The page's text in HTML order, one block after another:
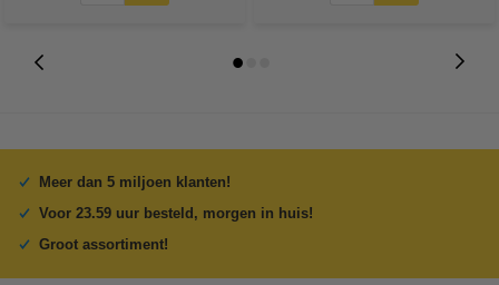
Meer dan 5 miljoen klanten!
Voor 23.59 uur besteld, morgen in huis!
Groot assortiment!